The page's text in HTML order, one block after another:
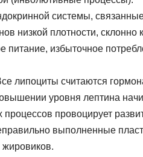
системы,
низкой плотности, склонно
питание, избыточное
липоциты считаются
уровня лептина
провоцирует
выполненные